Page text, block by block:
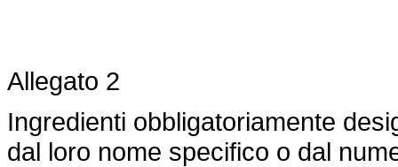
Allegato 2
Ingredienti obbligatoriamente
dal loro nome specifico o dal